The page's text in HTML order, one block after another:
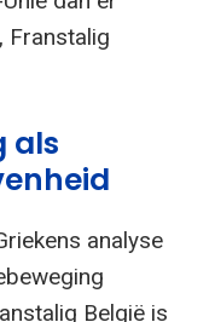
Franstalig
als
analyse
België is